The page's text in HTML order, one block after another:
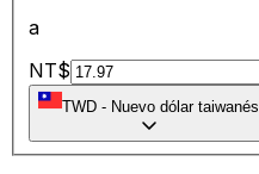
a
NT$
TWD - Nuevo dólar taiwanés